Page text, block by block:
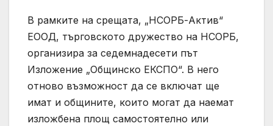
В рамките на срещата, „НСОРБ-Актив“
ЕООД, търговското дружество на НСОРБ,
организира за седемнадесети път
Изложение „Общинско ЕКСПО“. В него
отново възможност да се включат ще
имат и общините, които могат да наемат
изложбена площ самостоятелно или